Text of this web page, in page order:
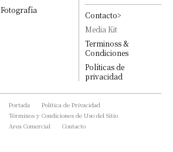
Fotografía
Contacto>
Media Kit
Terminoss &
Condiciones
Políticas de
privacidad
Portada
Política de Privacidad
Términos y Condiciones de Uso del Sitio
Area Comercial
Contacto